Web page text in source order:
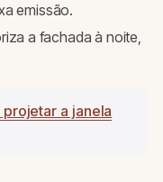
emissão.
a fachada à noite,
a janela